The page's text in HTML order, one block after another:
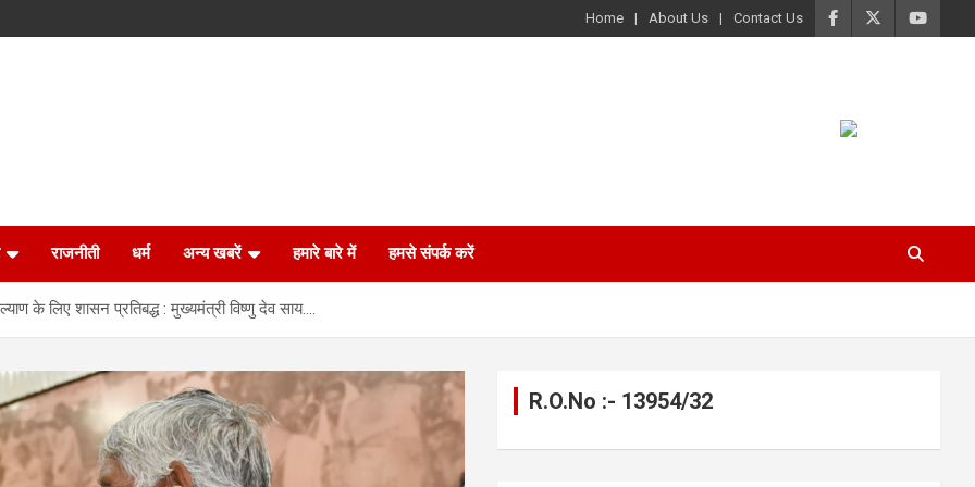
Home About Us Contact Us
राजनीती धर्म अन्य खबरें हमारे बारे में हमसे संपर्क करें
के लिए शासन प्रतिबद्ध : मुख्यमंत्री विष्णु देव साय….
R.O.No :- 13954/32